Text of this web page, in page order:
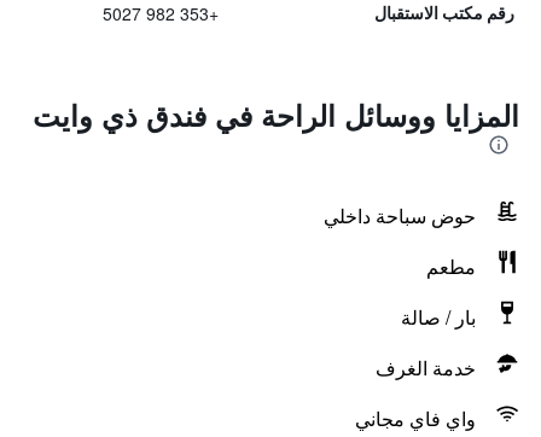
رقم مكتب الاستقبال +353 982 5027
المزايا ووسائل الراحة في فندق ذي وايت
حوض سباحة داخلي
مطعم
بار / صالة
خدمة الغرف
واي فاي مجاني